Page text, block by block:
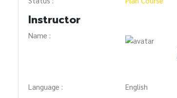
Instructor
Name :
Language : English